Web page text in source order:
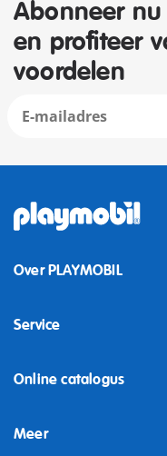
Abonneer
en profiteer
voordelen
Over PLAYMOBIL
Service
Online catalogus
Meer